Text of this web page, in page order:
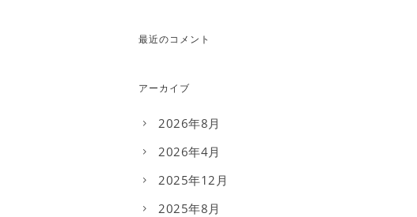
最近のコメント
アーカイブ
2026年8月
2026年4月
2025年12月
2025年8月